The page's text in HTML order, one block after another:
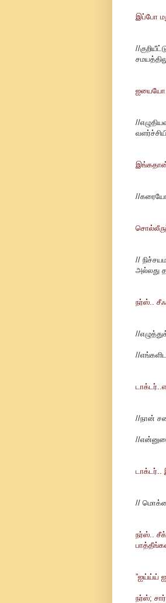
இப்போ
//
ஐயையோ..
//
இங்கதான்
//
//
அல்லது
நர்ஸ்..
//
//
//நான்
//
//
நர்ஸ்..
”ஐய்ய்ய்
நர்ஸ்;